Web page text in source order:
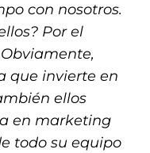
con nosotros.
Por el
que invierte en
ellos
en marketing
todo su equipo